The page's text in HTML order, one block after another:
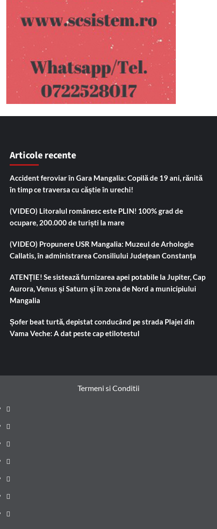
Articole recente
Accident feroviar în Gara Mangalia: Copilă de 19 ani, rănită
în timp ce traversa cu căștie în urechi!
(VIDEO) Litoralul românesc este PLIN! 100% grad de
ocupare, 200.000 de turiști la mare
(VIDEO) Propunere USR Mangalia: Muzeul de Arhologie
Callatis, în administrarea Consiliului Județean Constanța
ATENȚIE! Se sistează furnizarea apei potabile la Jupiter, Cap
Aurora, Venus și Saturn și în zona de Nord a municipiului
Mangalia
Șofer beat turtă, depistat conducând pe strada Plajei din
Vama Veche: A dat peste cap etilotestul
Termeni si Conditii
Prima
pagină
Știri
de
ultima
Administrație
locală
Actualitate
Justiție
Cultura
Sănătate